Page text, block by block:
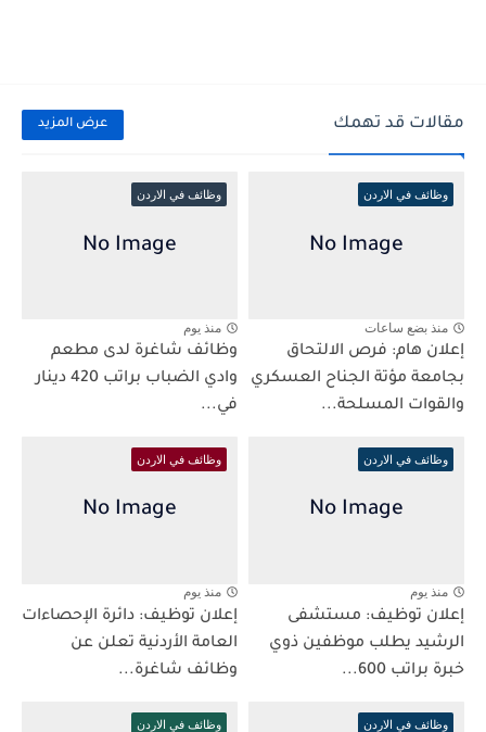
مقالات قد تهمك عرض المزيد
وظائف في الاردن
منذ بضع ساعات
إعلان هام: فرص الالتحاق
بجامعة مؤتة الجناح العسكري
والقوات المسلحة...
وظائف في الاردن
منذ يوم
وظائف شاغرة لدى مطعم
وادي الضباب براتب 420 دينار
في...
وظائف في الاردن
منذ يوم
إعلان توظيف: مستشفى
الرشيد يطلب موظفين ذوي
خبرة براتب 600...
وظائف في الاردن
منذ يوم
إعلان توظيف: دائرة الإحصاءات
العامة الأردنية تعلن عن
وظائف شاغرة...
وظائف في الاردن وظائف في الاردن